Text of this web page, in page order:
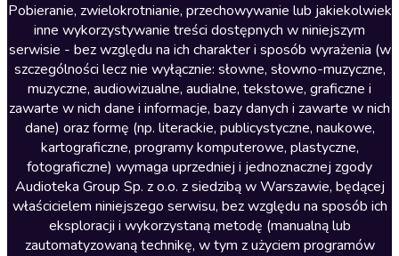
Literatura anglojęzyczna
Literatura faktu
Literatura obyczajowa
Literatura piękna obca
Literatura piękna polska
Nagrania relaksacyjne
Nauka języków
Nauki humanistyczne
Pobieranie, zwielokrotnianie, przechowywanie lub jakiekolwiek
inne wykorzystywanie treści dostępnych w niniejszym
serwisie - bez względu na ich charakter i sposób wyrażenia (w
szczególności lecz nie wyłącznie: słowne, słowno-muzyczne,
muzyczne, audiowizualne, audialne, tekstowe, graficzne i
zawarte w nich dane i informacje, bazy danych i zawarte w nich
dane) oraz formę (np. literackie, publicystyczne, naukowe,
kartograficzne, programy komputerowe, plastyczne,
fotograficzne) wymaga uprzedniej i jednoznacznej zgody
Audioteka Group Sp. z o.o. z siedzibą w Warszawie, będącej
właścicielem niniejszego serwisu, bez względu na sposób ich
eksploracji i wykorzystaną metodę (manualną lub
zautomatyzowaną technikę, w tym z użyciem programów